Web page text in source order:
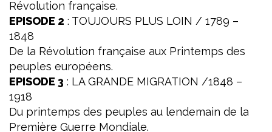
Révolution française.
EPISODE 2 : TOUJOURS PLUS LOIN / 1789 –
1848
De la Révolution française aux Printemps des
peuples européens.
EPISODE 3 : LA GRANDE MIGRATION /1848 –
1918
Du printemps des peuples au lendemain de la
Première Guerre Mondiale.